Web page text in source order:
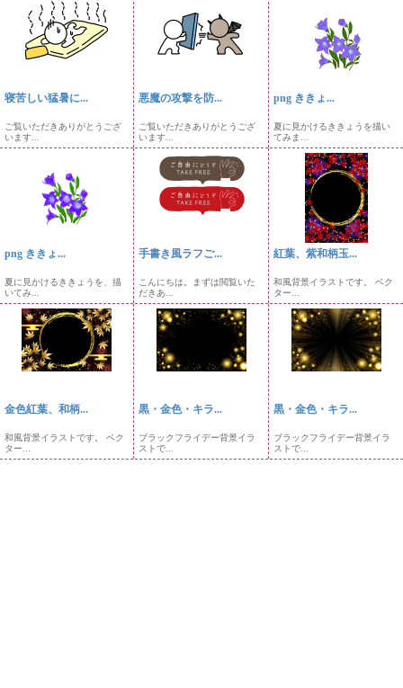
寝苦しい猛暑に...
ご覧いただきありがとうござ
います...
悪魔の攻撃を防...
ご覧いただきありがとうござ
います...
png ききょ...
夏に見かけるききょうを描い
てみま...
png ききょ...
夏に見かけるききょうを、描
いてみ...
手書き風ラフご...
こんにちは。まずは閲覧いた
だきあ...
紅葉、紫和柄玉...
和風背景イラストです。 ベク
ター...
金色紅葉、和柄...
和風背景イラストです。 ベク
ター...
黒・金色・キラ...
ブラックフライデー背景イラ
ストで...
黒・金色・キラ...
ブラックフライデー背景イラ
ストで...